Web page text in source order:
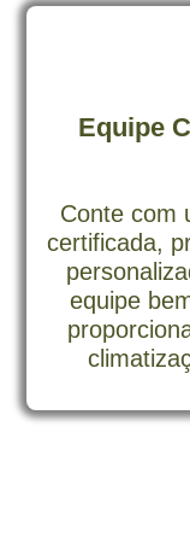
Equipe
Conte com
certificada,
equipe